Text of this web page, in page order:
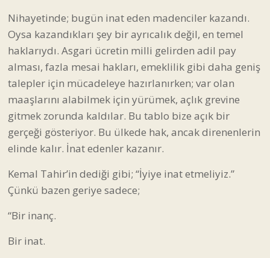
Nihayetinde; bugün inat eden madenciler kazandı.
Oysa kazandıkları şey bir ayrıcalık değil, en temel
haklarıydı. Asgari ücretin milli gelirden adil pay
alması, fazla mesai hakları, emeklilik gibi daha geniş
talepler için mücadeleye hazırlanırken; var olan
maaşlarını alabilmek için yürümek, açlık grevine
gitmek zorunda kaldılar. Bu tablo bize açık bir
gerçeği gösteriyor. Bu ülkede hak, ancak direnenlerin
elinde kalır. İnat edenler kazanır.
Kemal Tahir’in dediği gibi; “İyiye inat etmeliyiz.”
Çünkü bazen geriye sadece;
“Bir inanç.
Bir inat.